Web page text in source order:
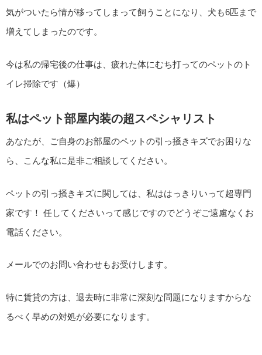
気がついたら情が移ってしまって飼うことになり、犬も6匹まで
増えてしまったのです。
今は私の帰宅後の仕事は、疲れた体にむち打ってのペットのト
イレ掃除です（爆）
私はペット部屋内装の超スペシャリスト
あなたが、ご自身のお部屋のペットの引っ掻きキズでお困りな
ら、こんな私に是非ご相談してください。
ペットの引っ掻きキズに関しては、私ははっきりいって超専門
家です！ 任してくださいって感じですのでどうぞご遠慮なくお
電話ください。
メールでのお問い合わせもお受けします。
特に賃貸の方は、退去時に非常に深刻な問題になりますからな
るべく早めの対処が必要になります。